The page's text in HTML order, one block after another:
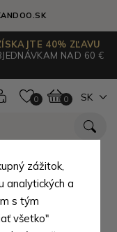
40% ZĽAVU
NAD 60 €
0 0 SK
zážitok,
analytických a
s tým
všetko"